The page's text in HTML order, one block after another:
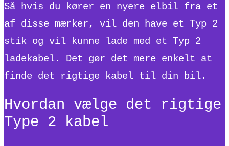
Så hvis du kører en nyere elbil fra et
af disse mærker, vil den have et Typ 2
stik og vil kunne lade med et Typ 2
ladekabel. Det gør det mere enkelt at
finde det rigtige kabel til din bil.
Hvordan vælge det rigtige
Type 2 kabel